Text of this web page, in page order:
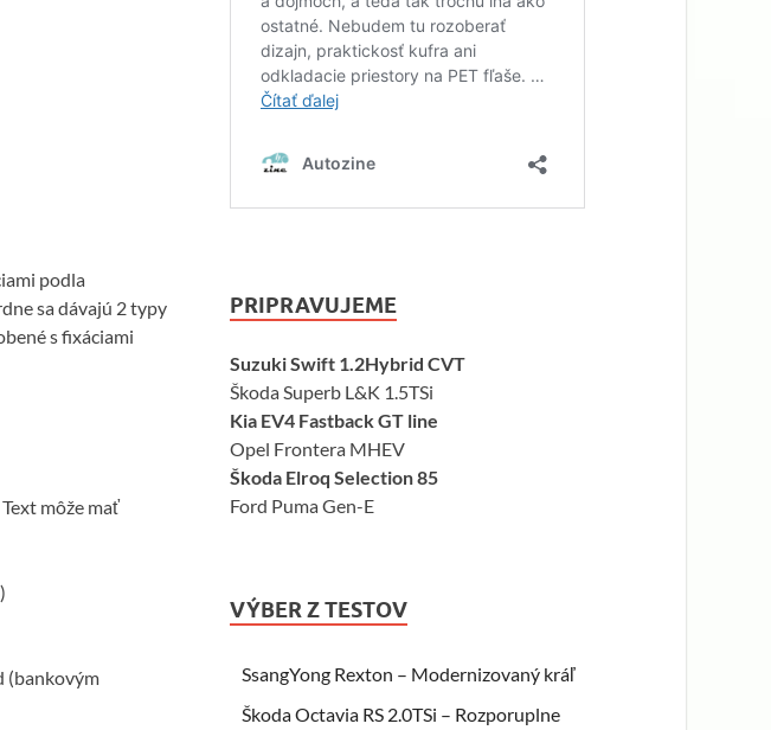
podla
sa dávajú 2 typy
s fixáciami
môže mať
(bankovým
PRIPRAVUJEME
Suzuki Swift 1.2Hybrid CVT
Škoda Superb L&K 1.5TSi
Kia EV4 Fastback GT line
Opel Frontera MHEV
Škoda Elroq Selection 85
Ford Puma Gen-E
VÝBER Z TESTOV
SsangYong Rexton – Modernizovaný kráľ
Škoda Octavia RS 2.0TSi – Rozporuplne